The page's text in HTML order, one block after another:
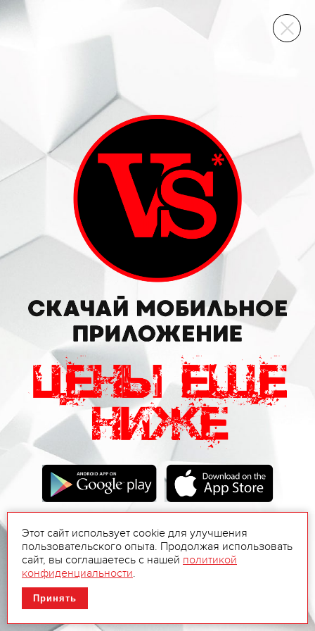
ВИННЫЙ СКЛАД
Этот сайт использует cookie для улучшения
пользовательского опыта. Продолжая использовать
сайт, вы соглашаетесь с нашей политикой
конфиденциальности.
Принять